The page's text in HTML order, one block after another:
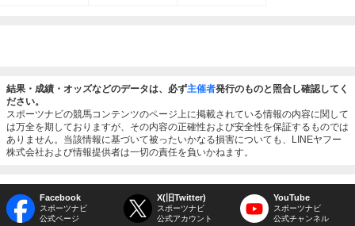
結果・成績・オッズなどのデータは、必ず主催者発行のものと照合し確認してく
ださい。
スポーツナビの競馬コンテンツのページ上に掲載されている情報の内容に関して
は万全を期しておりますが、その内容の正確性および安全性を保証するものでは
ありません。当該情報に基づいて被ったいかなる損害についても、LINEヤフー
株式会社および情報提供者は一切の責任を負いかねます。
Facebook
スポーツナビ
公式ページ
X(旧Twitter)
スポーツナビ
公式アカウント
YouTube
スポーツナビ
公式チャンネル